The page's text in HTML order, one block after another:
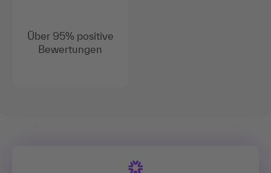
Über 95% positive
Bewertungen